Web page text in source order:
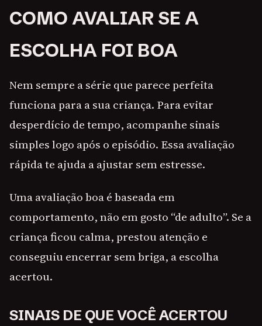
COMO AVALIAR SE A
ESCOLHA FOI BOA
Nem sempre a série que parece perfeita
funciona para a sua criança. Para evitar
desperdício de tempo, acompanhe sinais
simples logo após o episódio. Essa avaliação
rápida te ajuda a ajustar sem estresse.
Uma avaliação boa é baseada em
comportamento, não em gosto “de adulto”. Se a
criança ficou calma, prestou atenção e
conseguiu encerrar sem briga, a escolha
acertou.
SINAIS DE QUE VOCÊ ACERTOU